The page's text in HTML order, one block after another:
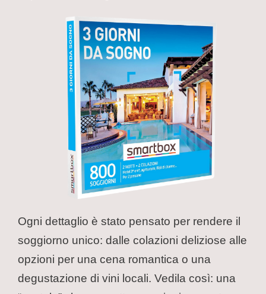
Ogni dettaglio è stato pensato per rendere il
soggiorno unico: dalle colazioni deliziose alle
opzioni per una cena romantica o una
degustazione di vini locali. Vedila così: una